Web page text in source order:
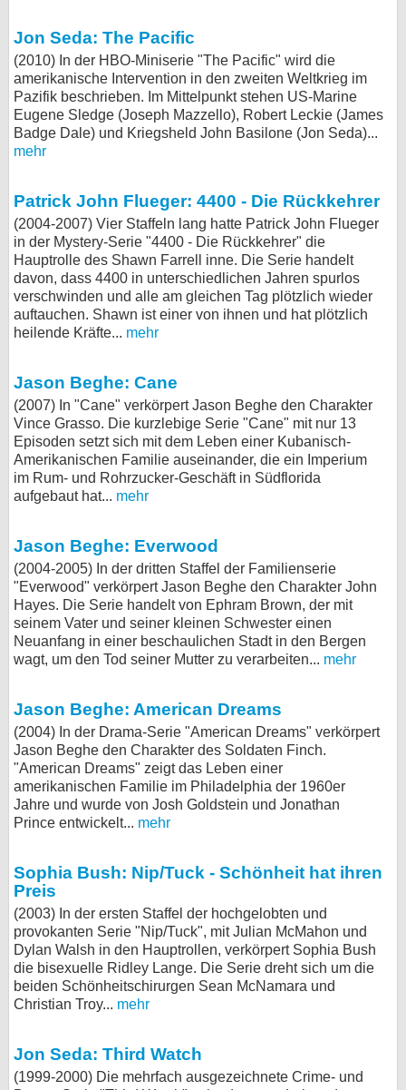
Jon Seda: The Pacific
(2010) In der HBO-Miniserie "The Pacific" wird die
amerikanische Intervention in den zweiten Weltkrieg im
Pazifik beschrieben. Im Mittelpunkt stehen US-Marine
Eugene Sledge (Joseph Mazzello), Robert Leckie (James
Badge Dale) und Kriegsheld John Basilone (Jon Seda)...
mehr
Patrick John Flueger: 4400 - Die Rückkehrer
(2004-2007) Vier Staffeln lang hatte Patrick John Flueger
in der Mystery-Serie "4400 - Die Rückkehrer" die
Hauptrolle des Shawn Farrell inne. Die Serie handelt
davon, dass 4400 in unterschiedlichen Jahren spurlos
verschwinden und alle am gleichen Tag plötzlich wieder
auftauchen. Shawn ist einer von ihnen und hat plötzlich
heilende Kräfte... mehr
Jason Beghe: Cane
(2007) In "Cane" verkörpert Jason Beghe den Charakter
Vince Grasso. Die kurzlebige Serie "Cane" mit nur 13
Episoden setzt sich mit dem Leben einer Kubanisch-
Amerikanischen Familie auseinander, die ein Imperium
im Rum- und Rohrzucker-Geschäft in Südflorida
aufgebaut hat... mehr
Jason Beghe: Everwood
(2004-2005) In der dritten Staffel der Familienserie
"Everwood" verkörpert Jason Beghe den Charakter John
Hayes. Die Serie handelt von Ephram Brown, der mit
seinem Vater und seiner kleinen Schwester einen
Neuanfang in einer beschaulichen Stadt in den Bergen
wagt, um den Tod seiner Mutter zu verarbeiten... mehr
Jason Beghe: American Dreams
(2004) In der Drama-Serie "American Dreams" verkörpert
Jason Beghe den Charakter des Soldaten Finch.
"American Dreams" zeigt das Leben einer
amerikanischen Familie im Philadelphia der 1960er
Jahre und wurde von Josh Goldstein und Jonathan
Prince entwickelt... mehr
Sophia Bush: Nip/Tuck - Schönheit hat ihren
Preis
(2003) In der ersten Staffel der hochgelobten und
provokanten Serie "Nip/Tuck", mit Julian McMahon und
Dylan Walsh in den Hauptrollen, verkörpert Sophia Bush
die bisexuelle Ridley Lange. Die Serie dreht sich um die
beiden Schönheitschirurgen Sean McNamara und
Christian Troy... mehr
Jon Seda: Third Watch
(1999-2000) Die mehrfach ausgezeichnete Crime- und